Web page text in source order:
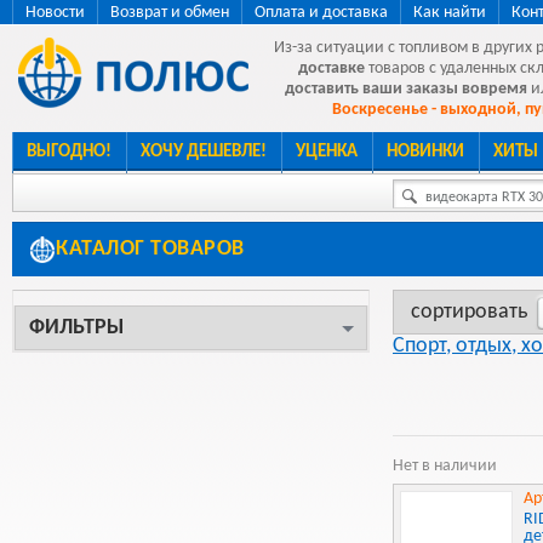
Новости Возврат и обмен Оплата и доставка Как найти
Из-за ситуации с топливом в других
доставке товаров с удаленных
доставить ваши заказы вовремя
Воскресенье - выходной,
ВЫГОДНО! ХОЧУ ДЕШЕВЛЕ! УЦЕНКА НОВИНКИ ХИТЫ
видеокарта RTX
КАТАЛОГ ТОВАРОВ
ФИЛЬТРЫ
сортировать
Спорт, отдых,
Нет в наличии